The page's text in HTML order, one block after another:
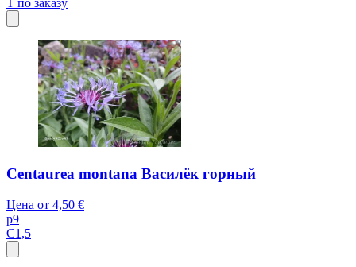
T по заказу
Centaurea montana Василёк горный
Цена от 4,50 €
p9
C1,5